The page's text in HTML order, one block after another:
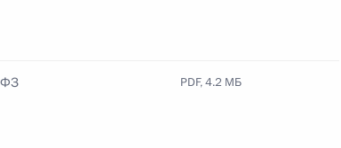
ФЗ PDF, 4.2 МБ